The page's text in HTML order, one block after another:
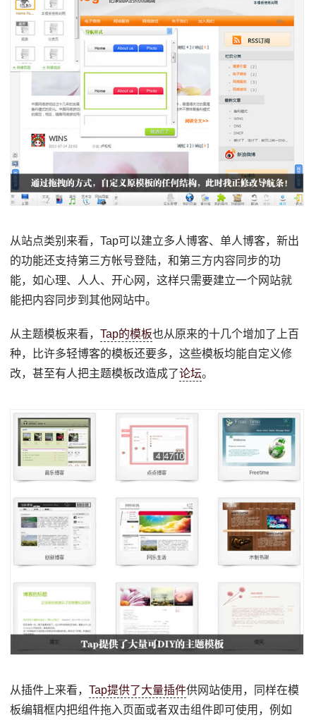
从站点类别来看，Tap可以建立多人博客、单人博客，新出
的功能还支持第三方帐号登陆，和第三方内容同步的功
能，如心理、人人、开心网，这样只需要建立一个网站就
能把内容同步到其他网站中。
从主题模板来看，Tap的模板也从原来的十几个增加了上百
种，比许多轻博客的模板还要多，这些模板均能自定义修
改，甚至有人把主题模板改造成了论坛。
从插件上来看，Tap提供了大量插件供网站使用，同样在模
板编辑框内把组件拖入页面或者双击组件即可使用，例如